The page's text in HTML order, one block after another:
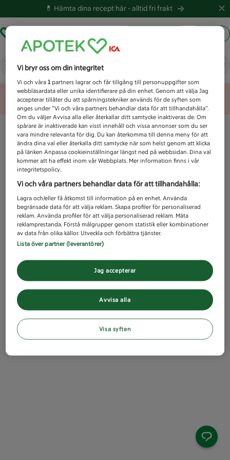
💊 Hämta dina recept här -alltid fri frakt
Vad letar du efter idag?
Unknown error
Vi bryr oss om din integritet
Vi och våra1 partners lagrar och får tillgång till personuppgifter som
webbläsardata eller unika identifierare på din enhet. Genom att välja Jag
accepterar tillåter du att spårningstekniker används för de syften som
anges under ”Vi och våra partners behandlar data för att tillhandahålla”.
Om du väljer Avvisa alla eller återkallar ditt samtycke inaktiveras de. Om
spårare är inaktiverade kan visst innehåll och vissa annonser som du ser
vara mindre relevanta för dig. Du kan återkomma till denna meny för att
ändra dina val eller återkalla ditt samtycke när som helst genom att klicka
på länken Anpassa cookieinställningar längst ned på webbsidan. Dina val
kommer att ha effekt inom vår Webbplats. Mer information finns i vår
integritetspolicy.
Vi och våra partners behandlar data för att tillhandahålla:
Lagra och/eller få åtkomst till information på en enhet. Använda
begränsade data för att välja reklam. Skapa profiler för personaliserad
reklam. Använda profiler för att välja personaliserad reklam. Mäta
reklamprestanda. Förstå målgrupper genom statistik eller kombinationer
av data från olika källor. Utveckla och förbättra tjänster.
Lista över partner (leverantörer)
Avvisa alla
Jag accepterar
Visa syften